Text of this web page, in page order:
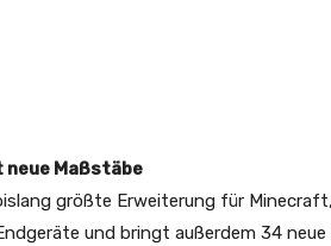
Maßstäbe
größte Erweiterung für
und bringt außerdem 34 neue